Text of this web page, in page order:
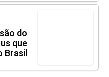
do
que
Brasil